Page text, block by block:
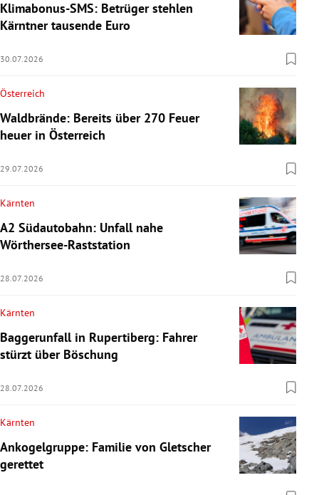
Klimabonus-SMS: Betrüger stehlen
Kärntner tausende Euro
30.07.2026
Österreich
Waldbrände: Bereits über 270 Feuer
heuer in Österreich
29.07.2026
Kärnten
A2 Südautobahn: Unfall nahe
Wörthersee-Raststation
28.07.2026
Kärnten
Baggerunfall in Rupertiberg: Fahrer
stürzt über Böschung
28.07.2026
Kärnten
Ankogelgruppe: Familie von Gletscher
gerettet